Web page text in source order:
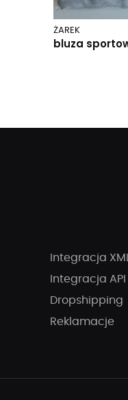
ŻAREK
bluza
Integracja
Integracja
Dropshipping
Reklamacje